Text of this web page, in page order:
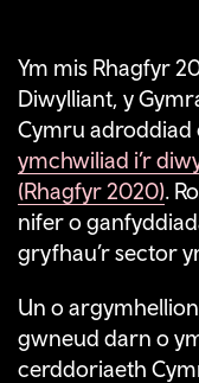
Ym mis Rhagfyr
Diwylliant, y
Cymru adroddiad
ymchwiliad i’r
(Rhagfyr 2020).
nifer o
gryfhau’r sector
Un o
gwneud darn o
cerddoriaeth